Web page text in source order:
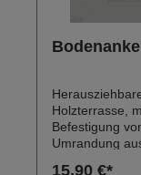
Holzterrasse,
Befestigung
Umrandung aus Holz.
15,90 €*